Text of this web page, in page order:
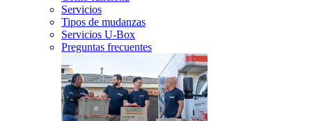
Servicios
Tipos de mudanzas
Servicios U-Box
Preguntas frecuentes